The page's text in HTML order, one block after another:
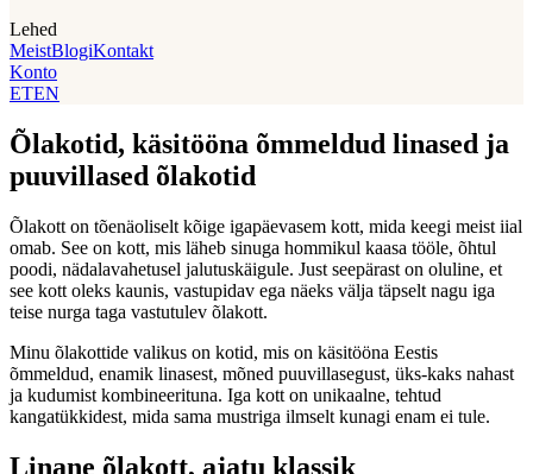
Lehed
MeistBlogiKontakt
Konto
ETEN
Õlakotid, käsitööna õmmeldud linased ja
puuvillased õlakotid
Õlakott on tõenäoliselt kõige igapäevasem kott, mida keegi meist iial
omab. See on kott, mis läheb sinuga hommikul kaasa tööle, õhtul
poodi, nädalavahetusel jalutuskäigule. Just seepärast on oluline, et
see kott oleks kaunis, vastupidav ega näeks välja täpselt nagu iga
teise nurga taga vastutulev õlakott.
Minu õlakottide valikus on kotid, mis on käsitööna Eestis
õmmeldud, enamik linasest, mõned puuvillasegust, üks-kaks nahast
ja kudumist kombineerituna. Iga kott on unikaalne, tehtud
kangatükkidest, mida sama mustriga ilmselt kunagi enam ei tule.
Linane õlakott, ajatu klassik